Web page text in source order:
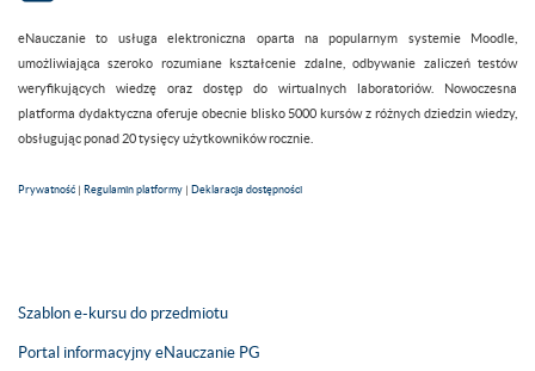
eNauczanie to usługa elektroniczna oparta na popularnym systemie Moodle,
umożliwiająca szeroko rozumiane kształcenie zdalne, odbywanie zaliczeń testów
weryfikujących wiedzę oraz dostęp do wirtualnych laboratoriów. Nowoczesna
platforma dydaktyczna oferuje obecnie blisko 5000 kursów z różnych dziedzin wiedzy,
obsługując ponad 20 tysięcy użytkowników rocznie.
Prywatność | Regulamin platformy | Deklaracja dostępności
Szablon e-kursu do przedmiotu
Portal informacyjny eNauczanie PG